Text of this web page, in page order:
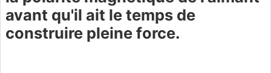
avant qu'il ait le temps de
construire pleine force.